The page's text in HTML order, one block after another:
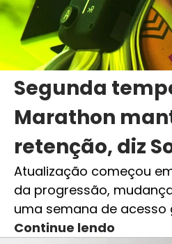
Segunda
Marathon
retenção, diz
Atualização começou
da progressão,
uma semana de acesso
Continue lendo